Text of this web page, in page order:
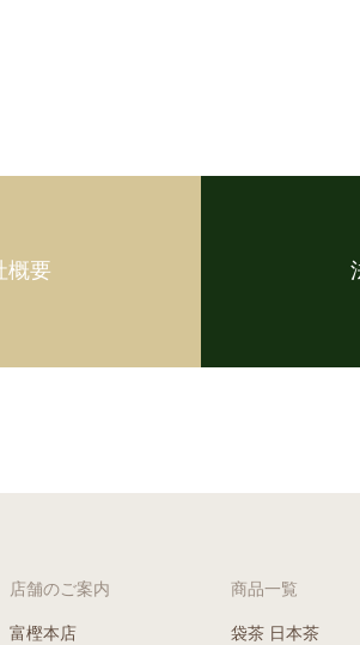
概要
店舗のご案内
富樫本店
商品一覧
袋茶 日本茶